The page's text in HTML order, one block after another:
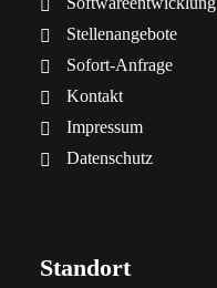
Stellenangebote
Sofort-Anfrage
Kontakt
Impressum
Datenschutz
Standort